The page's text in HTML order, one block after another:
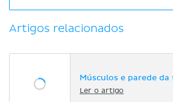
Artigos relacionados
Músculos e parede da
Ler o artigo